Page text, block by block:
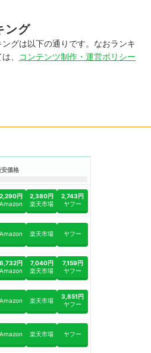
ング
グは以下の通りです。なおランキ
、
コンテンツ制作・運営ポリシー
安価格
2,290円
Amazon
2,380円
楽天市場
2,743円
ヤフー
Amazon 楽天市場 ヤフー
6,732円
Amazon
7,040円
楽天市場
7,159円
ヤフー
Amazon 楽天市場
3,851円
ヤフー
Amazon 楽天市場 ヤフー